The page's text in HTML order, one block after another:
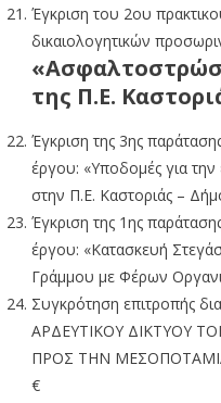
Έγκριση του 2ου
δικαιολογητικών
της Π.Ε.
Έγκριση της 3ης
έργου: «Υποδομές για την
στην Π.Ε. Καστοριάς –
Έγκριση της 1ης
έργου: «Κατασκευή
Γράμμου με Φέρων
Συγκρότηση επιτροπής
ΑΡΔΕΥΤΙΚΟΥ ΔΙΚΤΥΟΥ
ΠΡΟΣ ΤΗΝ
€